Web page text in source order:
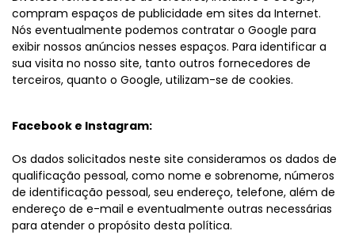
compram espaços de publicidade em sites da Internet.
Nós eventualmente podemos contratar o Google para
exibir nossos anúncios nesses espaços. Para identificar a
sua visita no nosso site, tanto outros fornecedores de
terceiros, quanto o Google, utilizam-se de cookies.
Facebook e Instagram:
Os dados solicitados neste site consideramos os dados de
qualificação pessoal, como nome e sobrenome, números
de identificação pessoal, seu endereço, telefone, além de
endereço de e-mail e eventualmente outras necessárias
para atender o propósito desta política.